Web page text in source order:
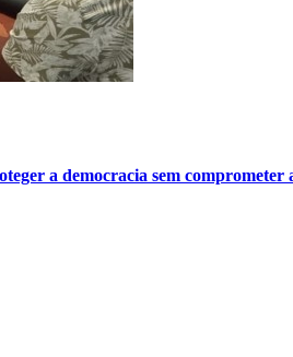
a democracia sem comprometer